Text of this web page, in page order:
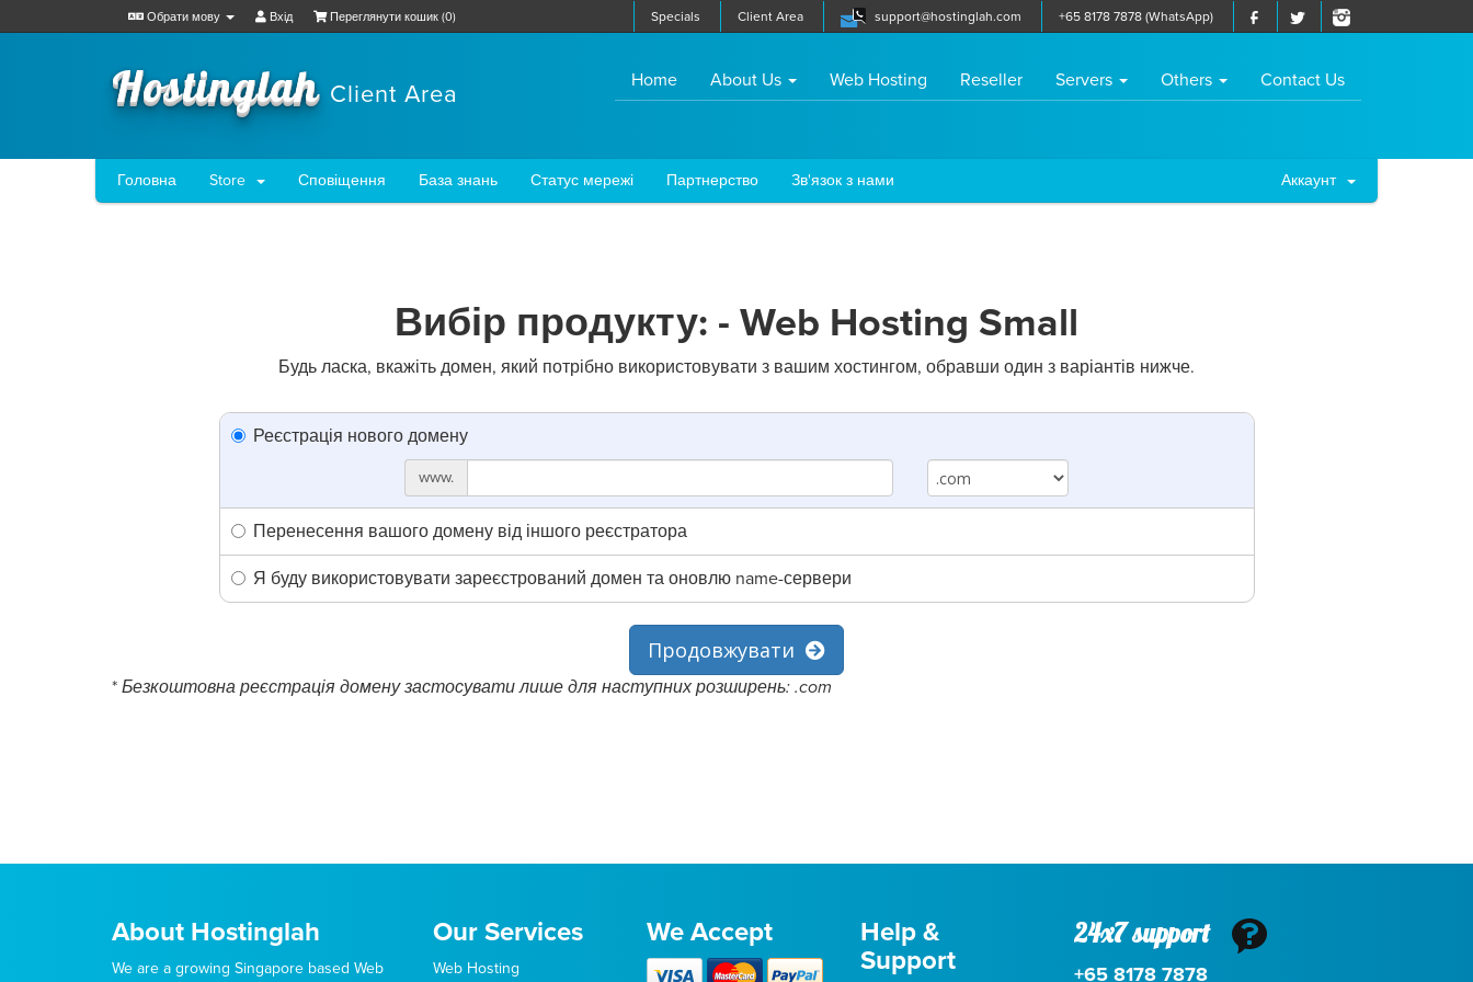
Обрати мову Вхід Переглянути кошик (0) Specials Client Area support@hostinglah.com +65 8178 7878 (WhatsApp)
Hostinglah Client Area Home(current)About Us Web Hosting Reseller Servers Others Contact Us
Головна Store Сповіщення База знань Статус мережі Партнерство Зв'язок з нами Аккаунт
Вибір продукту: - Web Hosting Small
Будь ласка, вкажіть домен, який потрібно використовувати з вашим хостингом, обравши один з варіантів нижче.
Реєстрація нового домену
www.
Перенесення вашого домену від іншого реєстратора
Я буду використовувати зареєстрований домен та оновлю name-сервери
Продовжувати
* Безкоштовна реєстрація домену застосувати лише для наступних розширень: .com
About Hostinglah
We are a growing Singapore based Web
Our Services
Web Hosting
We Accept
Help &
Support
24x7 support
+65 8178 7878